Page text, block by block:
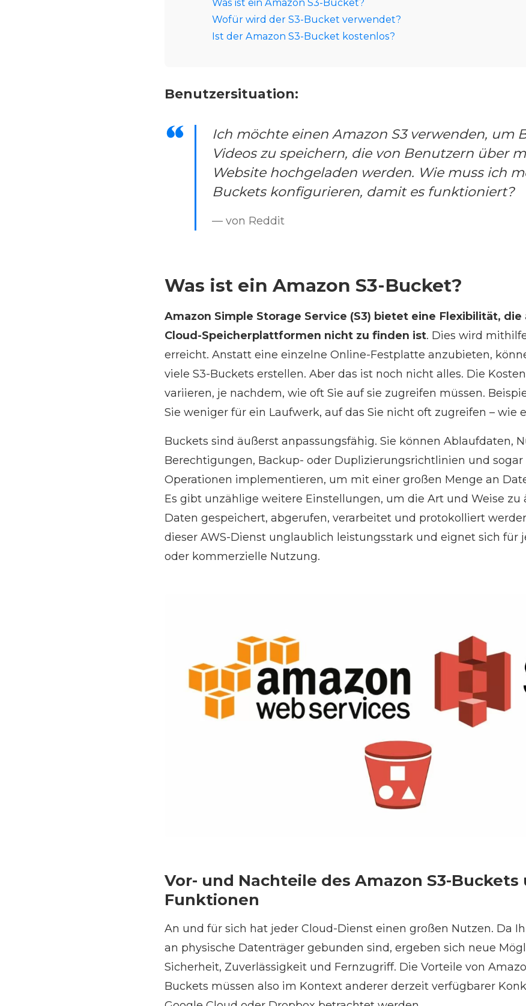
Was ist ein Amazon S3-Bucket?
Wofür wird der S3-Bucket verwendet?
Ist der Amazon S3-Bucket kostenlos?
Benutzersituation:
Ich möchte einen Amazon S3 verwenden, um
Videos zu speichern, die von Benutzern über
Website hochgeladen werden. Wie muss ich
Buckets konfigurieren, damit es funktioniert?
— von Reddit
Was ist ein Amazon S3-Bucket?
Amazon Simple Storage Service (S3) bietet eine Flexibilität,
Cloud-Speicherplattformen nicht zu finden ist. Dies wird
erreicht. Anstatt eine einzelne Online-Festplatte anzubieten,
viele S3-Buckets erstellen. Aber das ist noch nicht alles. Die
variieren, je nachdem, wie oft Sie auf sie zugreifen müssen.
Sie weniger für ein Laufwerk, auf das Sie nicht oft zugreifen – wie
Buckets sind äußerst anpassungsfähig. Sie können Ablaufdaten,
Berechtigungen, Backup- oder Duplizierungsrichtlinien und sogar
Operationen implementieren, um mit einer großen Menge an
Es gibt unzählige weitere Einstellungen, um die Art und Weise zu
Daten gespeichert, abgerufen, verarbeitet und protokolliert
dieser AWS-Dienst unglaublich leistungsstark und eignet sich für
oder kommerzielle Nutzung.
Vor- und Nachteile des Amazon S3-Buckets
Funktionen
An und für sich hat jeder Cloud-Dienst einen großen Nutzen. Da
an physische Datenträger gebunden sind, ergeben sich neue
Sicherheit, Zuverlässigkeit und Fernzugriff. Die Vorteile von
Buckets müssen also im Kontext anderer derzeit verfügbarer